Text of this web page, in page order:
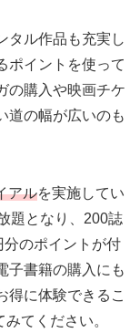
タル作品も充実し
ポイントを使って
の購入や映画チケ
道の幅が広いのも
アルを実施してい
題となり、200誌
分のポイントが付
子書籍の購入にも
得に体験できるこ
てください。